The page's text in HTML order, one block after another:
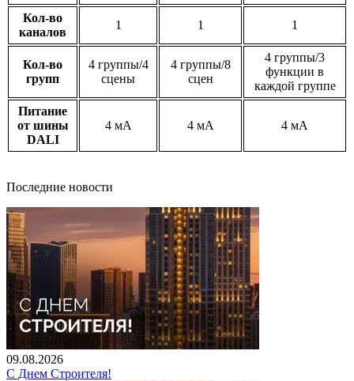
Кол-во
каналов
1 1 1
Кол-во
групп
4 группы/4
сцены
4 группы/8
сцен
4 группы/3
функции в
каждой группе
Питание
от шины
DALI
4 мА 4 мА 4 мА
Последние новости
09.08.2026
С Днем Строителя!